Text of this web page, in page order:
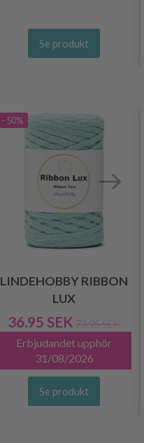
Se produkt
- 50%
LINDEHOBBY RIBBON
LUX
36.95 SEK 73.95 SEK
Erbjudandet upphör
31/08/2026
Se produkt